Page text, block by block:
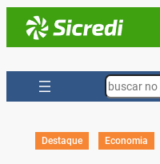
Search
Destaque Economia